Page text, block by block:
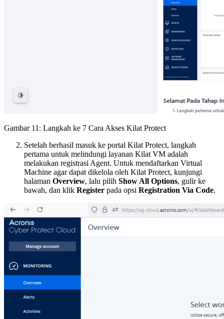
Gambar 11: Langkah ke 7 Cara Akses Kilat Protect
Setelah berhasil masuk ke portal Kilat Protect, langkah
pertama untuk melindungi layanan Kilat VM adalah
melakukan registrasi Agent. Untuk mendaftarkan Virtual
Machine agar dapat dikelola oleh Kilat Protect, kunjungi
halaman Overview, lalu pilih Show All Options, gulir ke
bawah, dan klik Register pada opsi Registration Via Code.